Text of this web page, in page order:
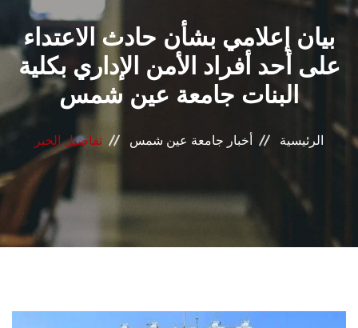
الشئون الأكاديمية
البحث العلمي
المراكز والوحدات
الأنظمة الذكية
بيان إعلامي بشأن حادث الاعتداء
على أحد أفراد الأمن الإداري بكلية
البنات جامعة عين شمس
الرئيسية أخبار جامعة عين شمس تفاصيل الخبر